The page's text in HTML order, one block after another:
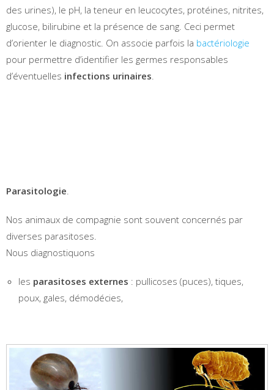
des urines), le pH, la teneur en leucocytes, protéines, nitrites,
glucose, bilirubine et la présence de sang. Ceci permet
d’orienter le diagnostic. On associe parfois la bactériologie
pour permettre d’identifier les germes responsables
d’éventuelles infections urinaires
Parasitologie
Nos animaux de compagnie sont souvent concernés par
diverses parasitoses.
Nous diagnostiquons
les parasitoses externes : pullicoses (puces), tiques,
poux, gales, démodécies,